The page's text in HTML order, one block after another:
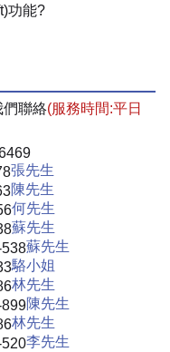
功能?
們聯絡(服務時間:平日
張先生
陳先生
何先生
蘇先生
蘇先生
駱小姐
林先生
陳先生
林先生
李先生